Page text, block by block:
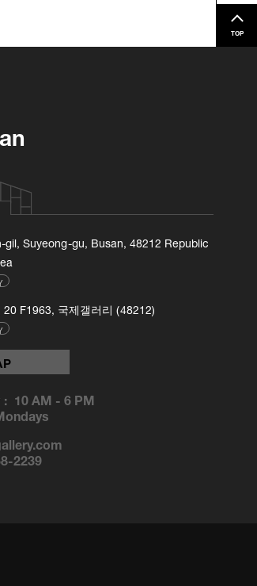
TOP
Suyeong-gu, Busan, 48212 Republic
F1963, 국제갤러리 (48212)
: 10 AM-6 PM
2239